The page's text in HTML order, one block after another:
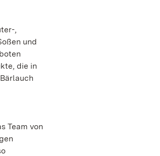
,
und
die in
Team von